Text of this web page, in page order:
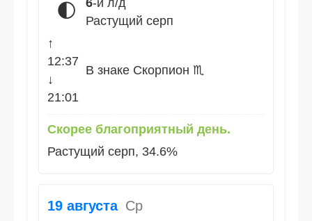
🌓
-й л/д
Растущий серп
↑
12:37
↓
21:01
В знаке Скорпион ♏
Скорее благоприятный день.
Растущий серп, 34.6%
19 августа Ср